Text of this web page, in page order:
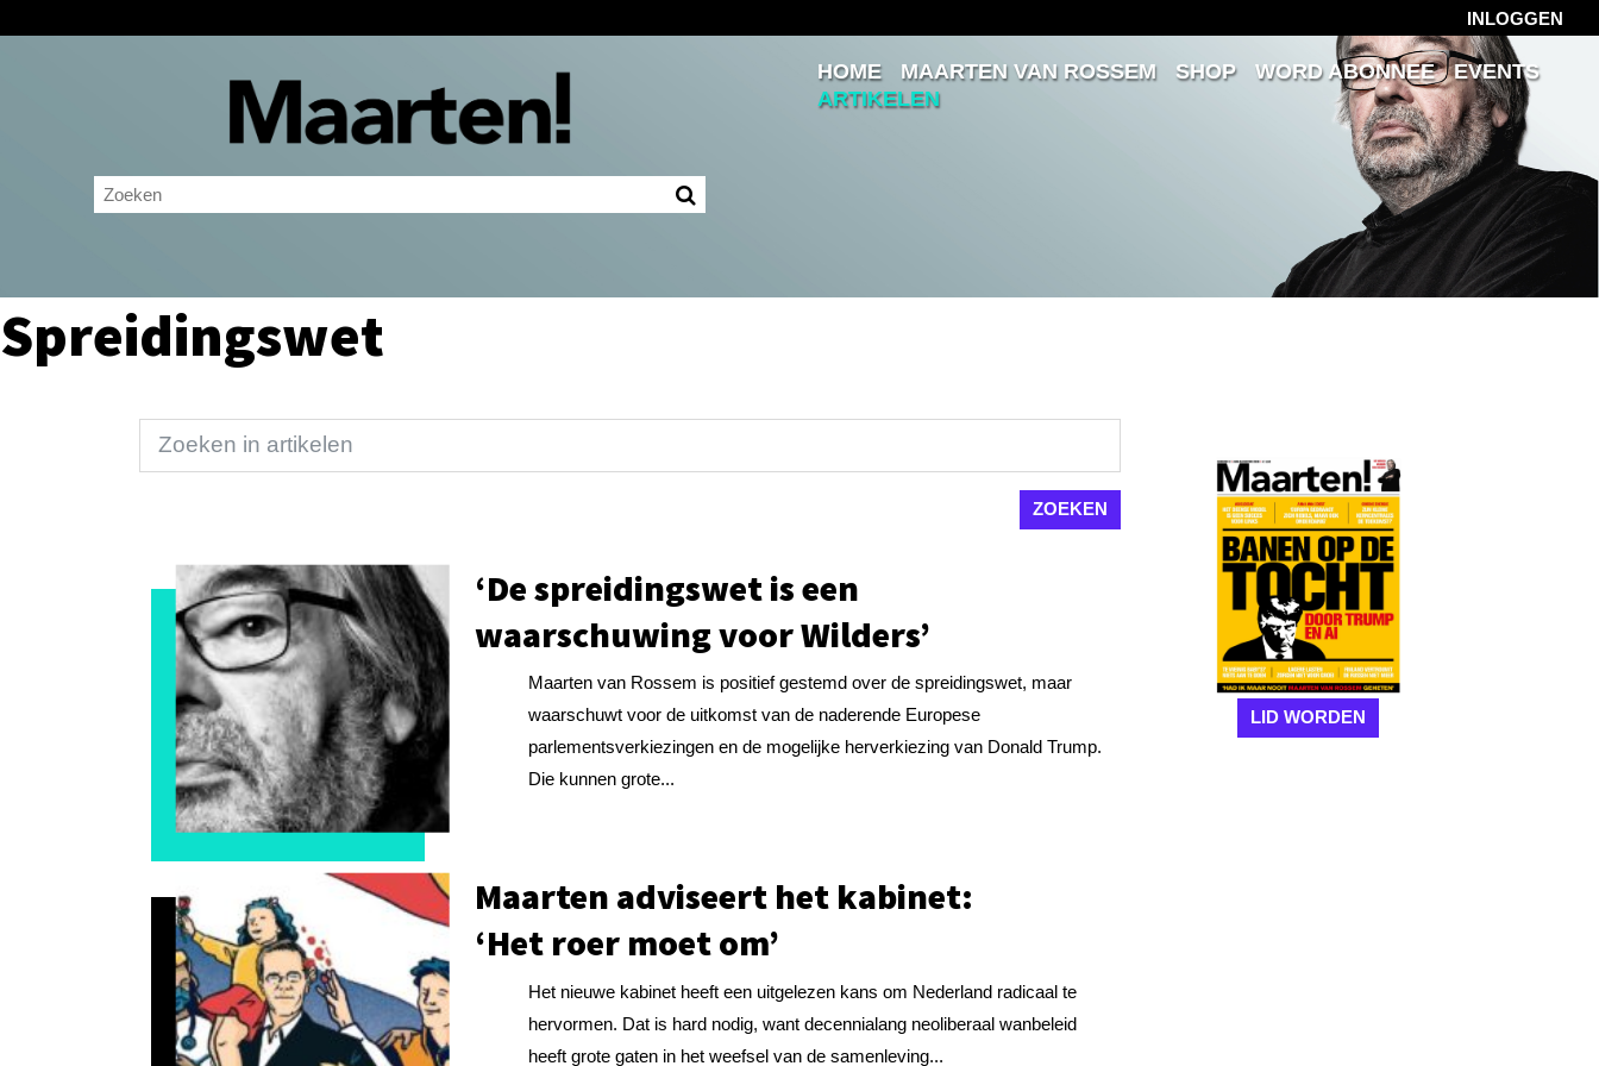
INLOGGEN
Inloggen
Ingelogd blijven
HOME MAARTEN VAN ROSSEM SHOP WORD ABONNEE
EVENTS
ARTIKELEN
Spreidingswet
‘De spreidingswet is een
waarschuwing voor Wilders’
Maarten van Rossem is positief gestemd over de spreidingswet, maar
waarschuwt voor de uitkomst van de naderende Europese
parlementsverkiezingen en de mogelijke herverkiezing van Donald Trump.
Die kunnen grote...
Maarten adviseert het kabinet:
‘Het roer moet om’
Het nieuwe kabinet heeft een uitgelezen kans om Nederland radicaal te
hervormen. Dat is hard nodig, want decennialang neoliberaal wanbeleid
heeft grote gaten in het weefsel van de samenleving...
LID WORDEN